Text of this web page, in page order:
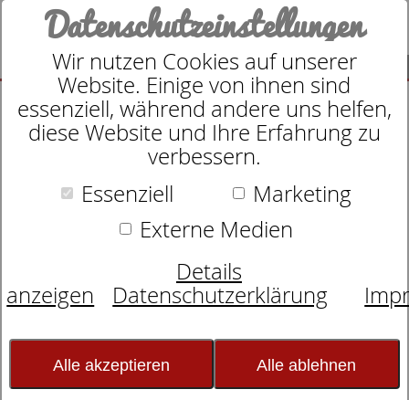
SUCHE
Datenschutzeinstellungen
Wir nutzen Cookies auf unserer
Website. Einige von ihnen sind
essenziell, während andere uns helfen,
diese Website und Ihre Erfahrung zu
verbessern.
Essenziell
Marketing
Externe Medien
Details
anzeigen
Datenschutzerklärung
Alle akzeptieren Alle ablehnen
Schlafexperten-Tipps:
Schlafwissen für
erholsame Nächte
So kommen Sie fit durch den Tag